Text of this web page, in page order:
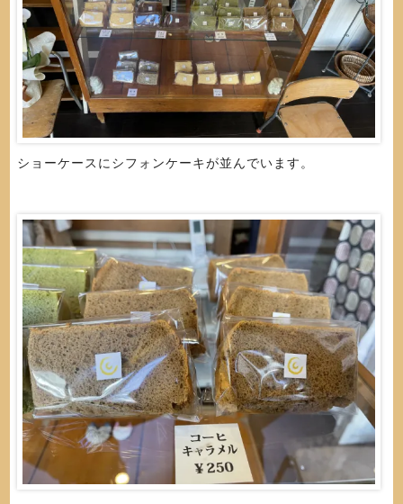
ショーケースにシフォンケーキが並んでいます。